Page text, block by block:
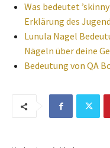
Was bedeutet
Erklärung des
Lunula Nagel
Nägeln über deine
Bedeutung von QA